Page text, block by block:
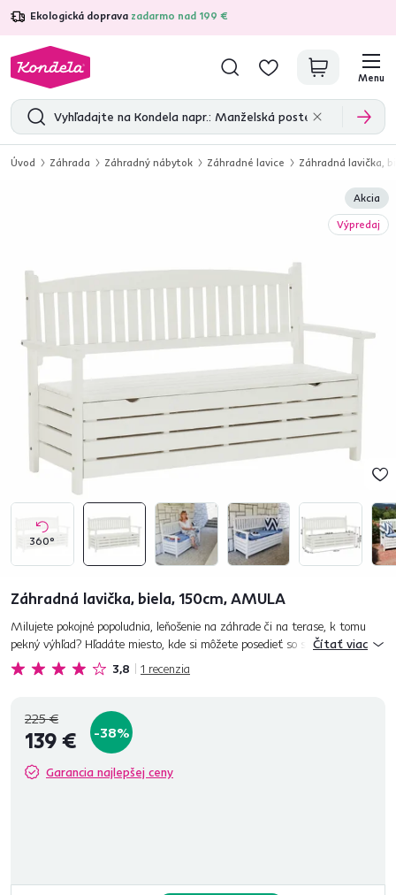
Ekologická doprava zadarmo nad 199 €
4,7 31 333overených produktových recenzií
Menu
Úvod Záhrada Záhradný nábytok Záhradné lavice Záhradná lavička,
360°
Akcia
Výpredaj
Záhradná lavička, biela, 150cm, AMULA
3,8 1 recenzia
Milujete pokojné popoludnia, leňošenie na záhrade či na terase, k tomu
pekný výhľad? Hľadáte miesto, kde si môžete posedieť so svojou
polovičkou vychutnávajúc si romantickú atmosféru? Krásne spracov...
Čítať viac
225 €
139 € -38%
Garancia najlepšej ceny